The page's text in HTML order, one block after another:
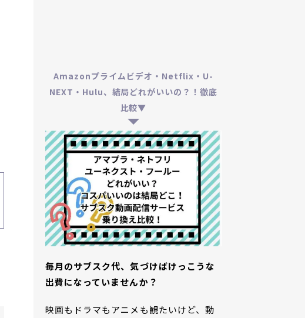
Amazonプライムビデオ・Netflix・U-
NEXT・Hulu、結局どれがいいの？！徹底
比較▼
毎月のサブスク代、気づけばけっこうな
出費になっていませんか？
映画もドラマもアニメも観たいけど、動